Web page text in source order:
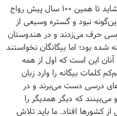
در ادامه، احسان کاوه اظهار کرد: شاید تا همین ۱۰۰ سال پیش رواج
نبود و گستره وسیعی از
حرف می‌زدند و در هندوستان
شده بود؛ اما بیگانگان نخواستند
آنان این است که اول از همه
کلمات بیگانه را وارد زبان
درسی دست می‌برند و در
که دیگر همدیگر را
کشورها افتاد. ما باید تلاش